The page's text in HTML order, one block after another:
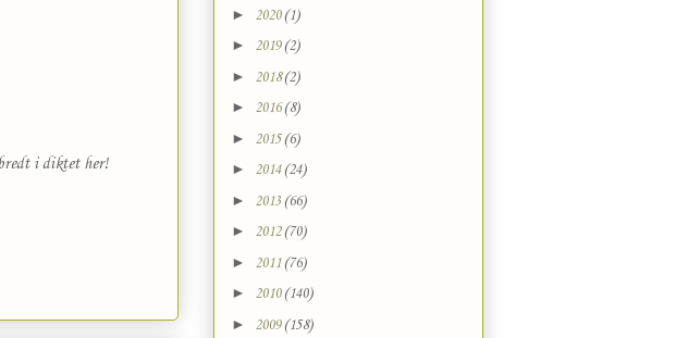
i diktet her!
► 2020 (1)
► 2019 (2)
► 2018(2)
► 2016(8)
► 2015(6)
► 2014 (24)
► 2013 (66)
► 2012 (70)
► 2011 (76)
► 2010 (140)
► 2009 (158)